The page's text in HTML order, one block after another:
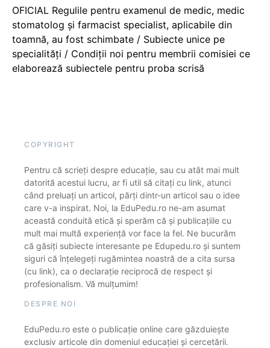
OFICIAL Regulile pentru examenul de medic, medic
stomatolog și farmacist specialist, aplicabile din
toamnă, au fost schimbate / Subiecte unice pe
specialități / Condiții noi pentru membrii comisiei ce
elaborează subiectele pentru proba scrisă
COPYRIGHT
Pentru că scrieți despre educație, sau cu atât mai mult
datorită acestui lucru, ar fi util să citați cu link, atunci
când preluați un articol, părți dintr-un articol sau o idee
care v-a inspirat. Noi, la EduPedu.ro ne-am asumat
această conduită etică și sperăm că și publicațiile cu
mult mai multă experiență vor face la fel. Ne bucurăm
că găsiți subiecte interesante pe Edupedu.ro și suntem
siguri că înțelegeți rugămintea noastră de a cita sursa
(cu link), ca o declarație reciprocă de respect și
profesionalism. Vă mulțumim!
DESPRE NOI
EduPedu.ro este o publicație online care găzduiește
exclusiv articole din domeniul educației și cercetării.